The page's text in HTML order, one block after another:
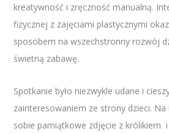
kreatywność i zręczność manualną.
fizycznej z zajęciami plastycznymi
sposobem na wszechstronny rozwój
świetną zabawę.
Spotkanie było niezwykle udane i
zainteresowaniem ze strony dzieci. Na
sobie pamiątkowe zdjęcie z królikiem